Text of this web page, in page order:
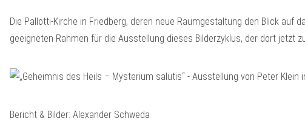
Die Pallotti-Kirche in Friedberg, deren neue Raumgestaltung den Blick auf
geeigneten Rahmen für die Ausstellung dieses Bilderzyklus, der dort jetzt
Bericht & Bilder: Alexander Schweda